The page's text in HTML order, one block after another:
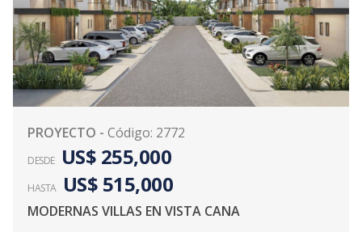
PROYECTO - Código: 2772
DESDE US$ 255,000
HASTA US$ 515,000
MODERNAS VILLAS EN VISTA CANA